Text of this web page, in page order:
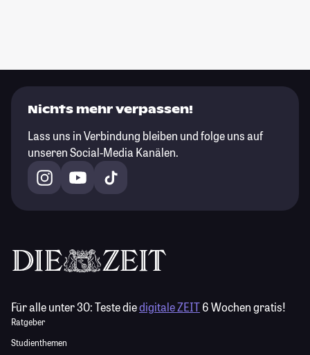
Nichts mehr verpassen!
Lass uns in Verbindung bleiben und folge uns auf
unseren Social-Media Kanälen.
Für alle unter 30:Teste diedigitale ZEIT6 Wochen gratis!
Ratgeber
Studienthemen